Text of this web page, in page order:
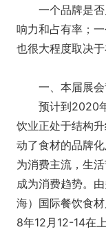
一个品牌是否
响力和占有率；
也很大程度取决于
一、本届展会
预计到2020年
饮业正处于结构
动了食材的品牌
为消费主流，生
成为消费趋势。
海）国际餐饮食
8年12月12-14在